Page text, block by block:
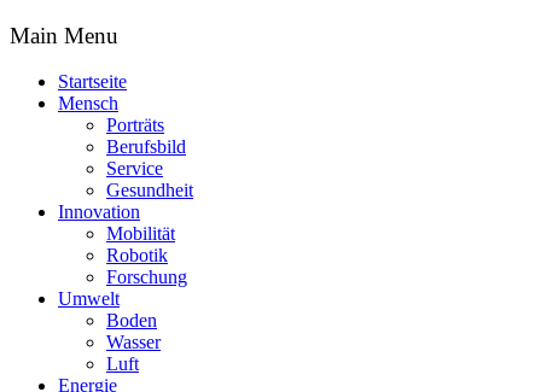
Main Menu
Startseite
Mensch
Porträts
Berufsbild
Service
Gesundheit
Innovation
Mobilität
Robotik
Forschung
Umwelt
Boden
Wasser
Luft
Energie